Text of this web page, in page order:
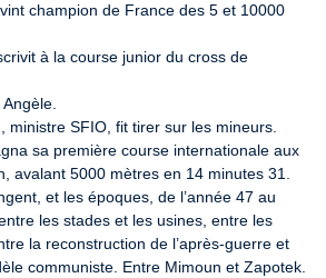
champion de France des 5 et 10000
à la course junior du cross de
ministre SFIO, fit tirer sur les mineurs.
sa première course internationale aux
avalant 5000 mètres en 14 minutes 31.
et les époques, de l’année 47 au
les stades et les usines, entre les
la reconstruction de l’après-guerre et
communiste. Entre Mimoun et Zapotek.